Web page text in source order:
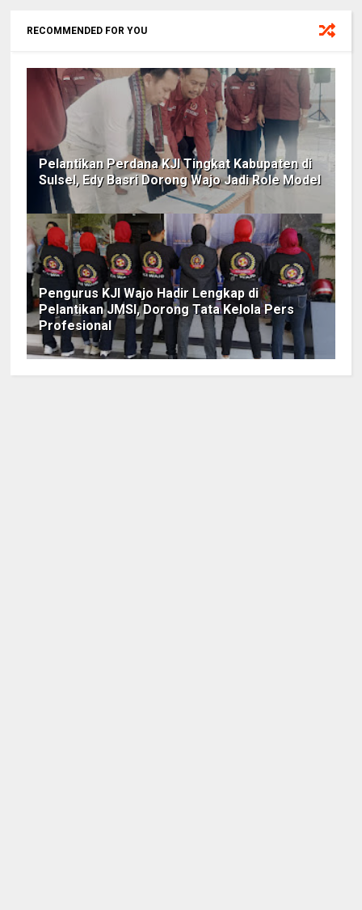
RECOMMENDED FOR YOU
Pelantikan Perdana KJI Tingkat Kabupaten di
Sulsel, Edy Basri Dorong Wajo Jadi Role Model
Pengurus KJI Wajo Hadir Lengkap di
Pelantikan JMSI, Dorong Tata Kelola Pers
Profesional